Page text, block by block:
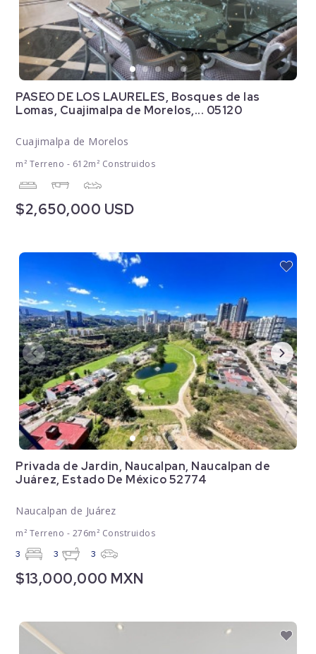
PASEO DE LOS LAURELES, Bosques de las
Lomas, Cuajimalpa de Morelos,... 05120
Cuajimalpa de Morelos
m² Terreno - 612m² Construidos
$2,650,000 USD
Privada de Jardin, Naucalpan, Naucalpan de
Juárez, Estado De México 52774
Naucalpan de Juárez
m² Terreno - 276m² Construidos
3 3 3
$13,000,000 MXN